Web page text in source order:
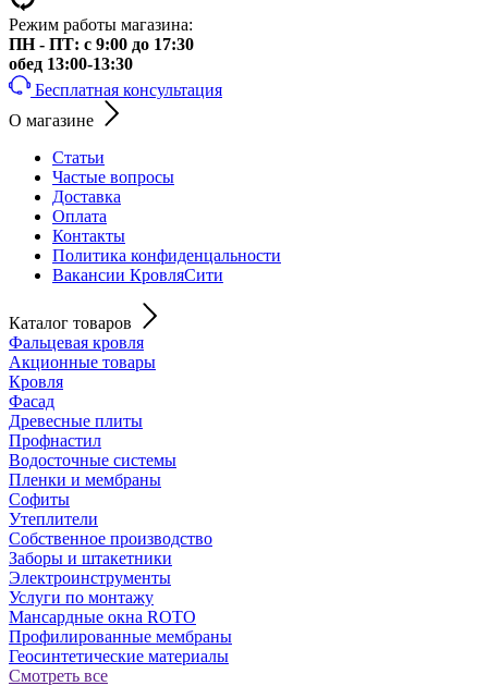
Режим работы магазина:
ПН - ПТ: с 9:00 до 17:30
обед 13:00-13:30
Бесплатная консультация
О магазине
Статьи
Частые вопросы
Доставка
Оплата
Контакты
Политика конфиденцальности
Вакансии КровляСити
Каталог товаров
Фальцевая кровля
Акционные товары
Кровля
Фасад
Древесные плиты
Профнастил
Водосточные системы
Пленки и мембраны
Софиты
Утеплители
Собственное производство
Заборы и штакетники
Электроинструменты
Услуги по монтажу
Мансардные окна ROTO
Профилированные мембраны
Геосинтетические материалы
Смотреть все